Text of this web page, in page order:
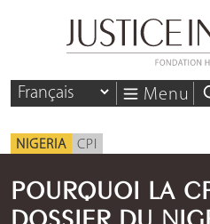
Menu
NIGERIA CPI
POURQUOI LA
DOSSIER DU